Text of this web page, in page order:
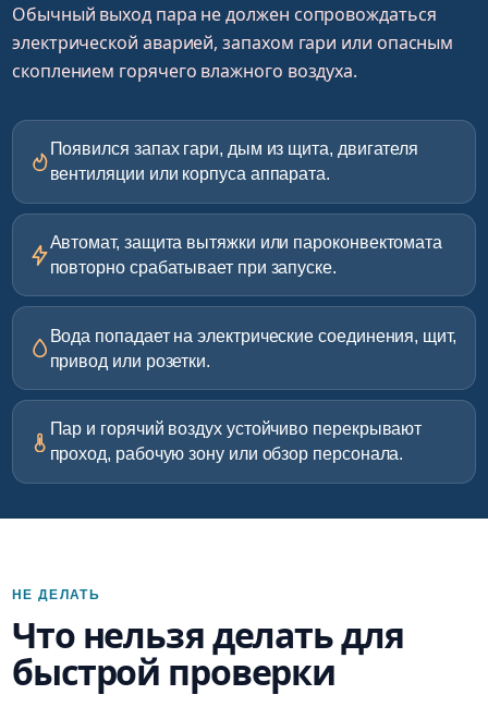
Обычный выход пара не должен сопровождаться
электрической аварией, запахом гари или опасным
скоплением горячего влажного воздуха.
Появился запах гари, дым из щита, двигателя
вентиляции или корпуса аппарата.
Автомат, защита вытяжки или пароконвектомата
повторно срабатывает при запуске.
Вода попадает на электрические соединения, щит,
привод или розетки.
Пар и горячий воздух устойчиво перекрывают
проход, рабочую зону или обзор персонала.
НЕ ДЕЛАТЬ
Что нельзя делать для
быстрой проверки